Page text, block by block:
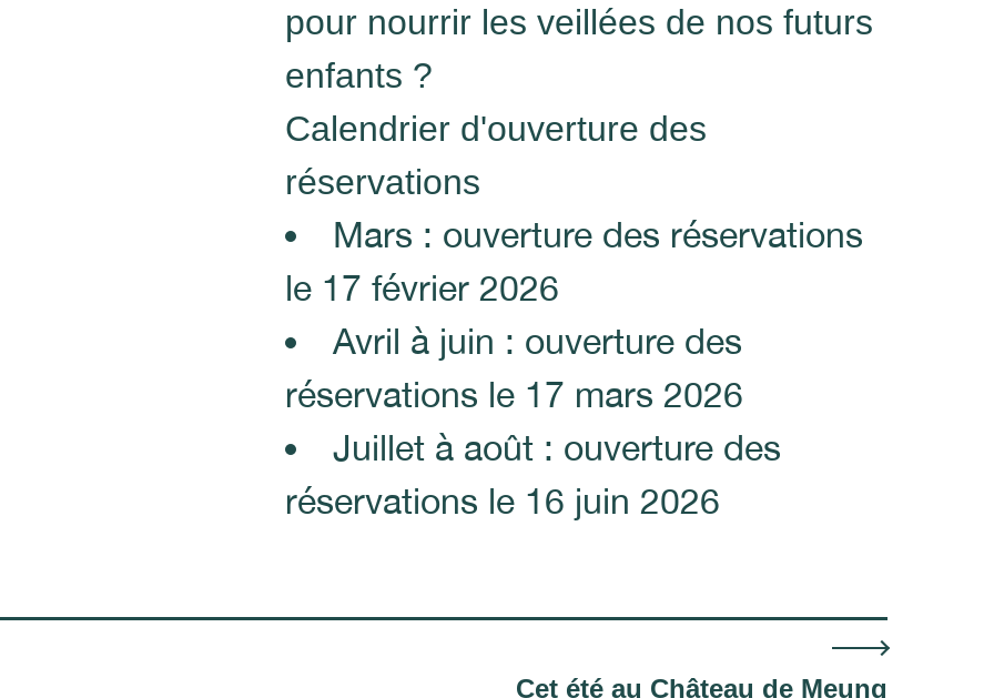
pour nourrir les veillées de nos futurs
enfants ?
Calendrier d'ouverture des
réservations
Mars : ouverture des réservations
le 17 février 2026
Avril à juin : ouverture des
réservations le 17 mars 2026
Juillet à août : ouverture des
réservations le 16 juin 2026
Cet été au Château de Meung